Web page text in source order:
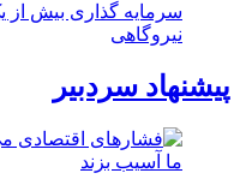
سرمایه گذاری بیش از
نیروگاهی
پیشنهاد سردبیر